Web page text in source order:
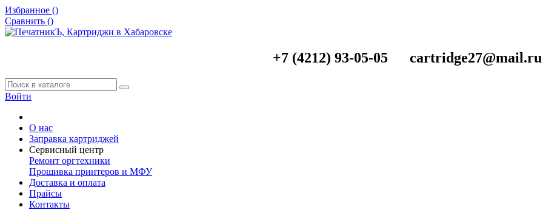
Избранное ()
Сравнить ()
+7 (4212) 93-05-05 cartridge27@mail.ru
Войти
О нас
Заправка картриджей
Сервисный центр
Ремонт оргтехники
Прошивка принтеров и МФУ
Доставка и оплата
Прайсы
Контакты